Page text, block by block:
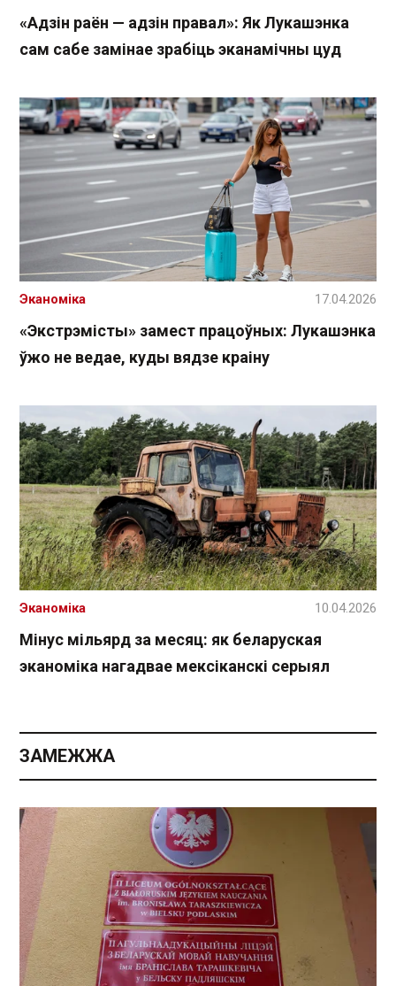
«Адзін раён — адзін правал»: Як Лукашэнка
сам сабе замінае зрабіць эканамічны цуд
«Экстрэмісты» замест працоўных: Лукашэнка
ўжо не ведае, куды вядзе краіну
Эканоміка 17.04.2026
Мінус мільярд за месяц: як беларуская
эканоміка нагадвае мексіканскі серыял
Эканоміка 10.04.2026
ЗАМЕЖЖА